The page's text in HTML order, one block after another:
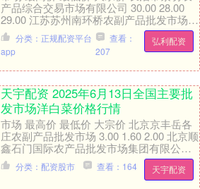
产品综合交易市场有限公司 30.00 28.00
29.00 江苏苏州南环桥农副产品批发市场
26.00 20.00 ....
弘利配资
分类：正规配资平台
app
查看：
207
天宇配资 2025年6月13日全国主要批
发市场洋白菜价格行情
市场 最高价 最低价 大宗价 北京京丰岳各
庄农副产品批发市场 3.00 1.60 2.00 北京顺
鑫石门国际农产品批发市场集团有限公司
1.20 0.90 1.....
天宇配资
分类：配资股市 查看：164